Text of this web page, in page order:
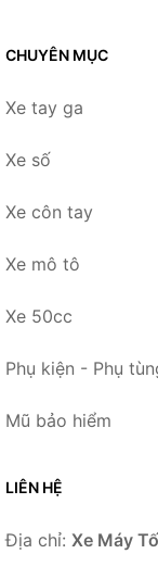
CHUYÊN MỤC
Xe tay ga
Xe số
Xe côn tay
Xe mô tô
Xe 50cc
Phụ kiện - Phụ
Mũ bảo hiểm
LIÊN HỆ
Địa chỉ: Xe Máy